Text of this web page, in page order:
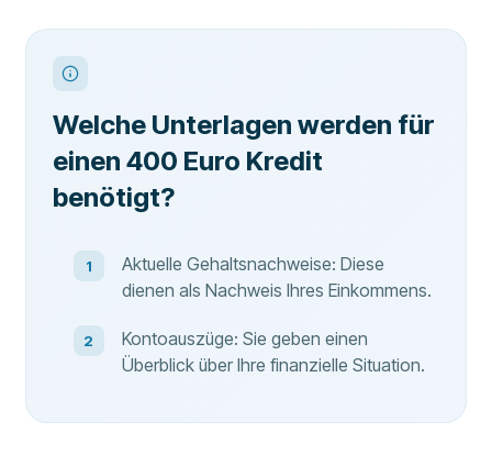
Welche Unterlagen werden für
einen 400 Euro Kredit
benötigt?
Aktuelle Gehaltsnachweise: Diese
dienen als Nachweis Ihres Einkommens.
Kontoauszüge: Sie geben einen
Überblick über Ihre finanzielle Situation.